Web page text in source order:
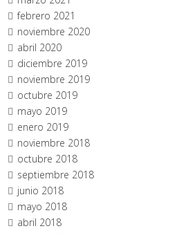
febrero 2021
noviembre 2020
abril 2020
diciembre 2019
noviembre 2019
octubre 2019
mayo 2019
enero 2019
noviembre 2018
octubre 2018
septiembre 2018
junio 2018
mayo 2018
abril 2018